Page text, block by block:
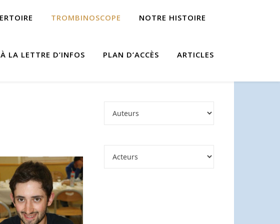
TROMBINOSCOPE NOTRE HISTOIRE
LA LETTRE D’INFOS PLAN D’ACCÈS ARTICLES